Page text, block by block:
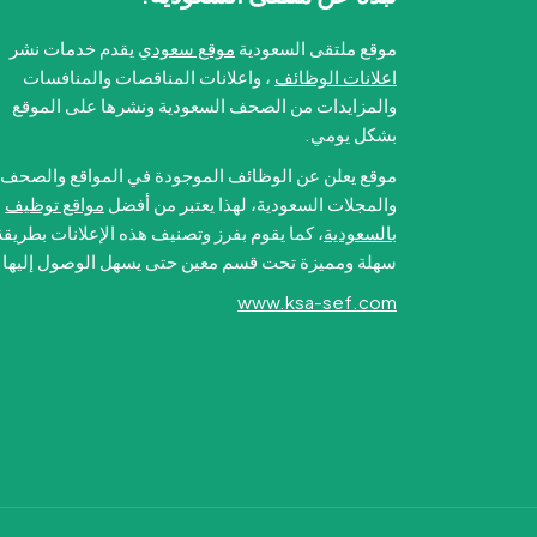
موقع ملتقى السعودية موقع سعودي يقدم خدمات نشر
اعلانات الوظائف ، واعلانات المناقصات والمنافسات
والمزايدات من الصحف السعودية ونشرها على الموقع
بشكل يومي.
موقع يعلن عن الوظائف الموجودة في المواقع والصحف
والمجلات السعودية، لهذا يعتبر من أفضل مواقع توظيف
بالسعودية، كما يقوم بفرز وتصنيف هذه الإعلانات
سهلة ومميزة تحت قسم معين حتى يسهل الوصول إليها.
www.ksa-sef.com